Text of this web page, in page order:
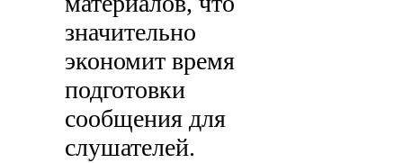
значительно
экономит время
подготовки
сообщения для
слушателей.